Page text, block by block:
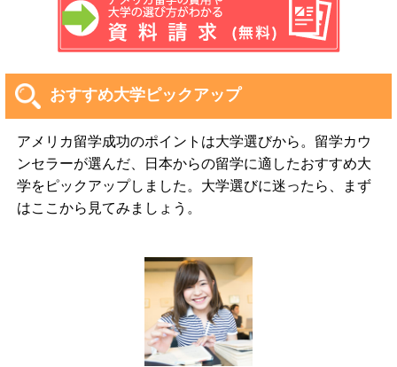
おすすめ大学ピックアップ
アメリカ留学成功のポイントは大学選びから。留学カウ
ンセラーが選んだ、日本からの留学に適したおすすめ大
学をピックアップしました。大学選びに迷ったら、まず
はここから見てみましょう。